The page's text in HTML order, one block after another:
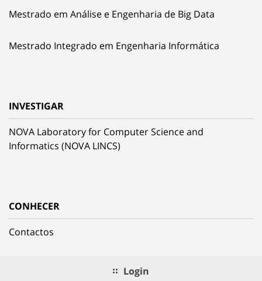
Mestrado em Análise e Engenharia de Big Data
Mestrado Integrado em Engenharia Informática
INVESTIGAR
NOVA Laboratory for Computer Science and
Informatics (NOVA LINCS)
CONHECER
Contactos
Login